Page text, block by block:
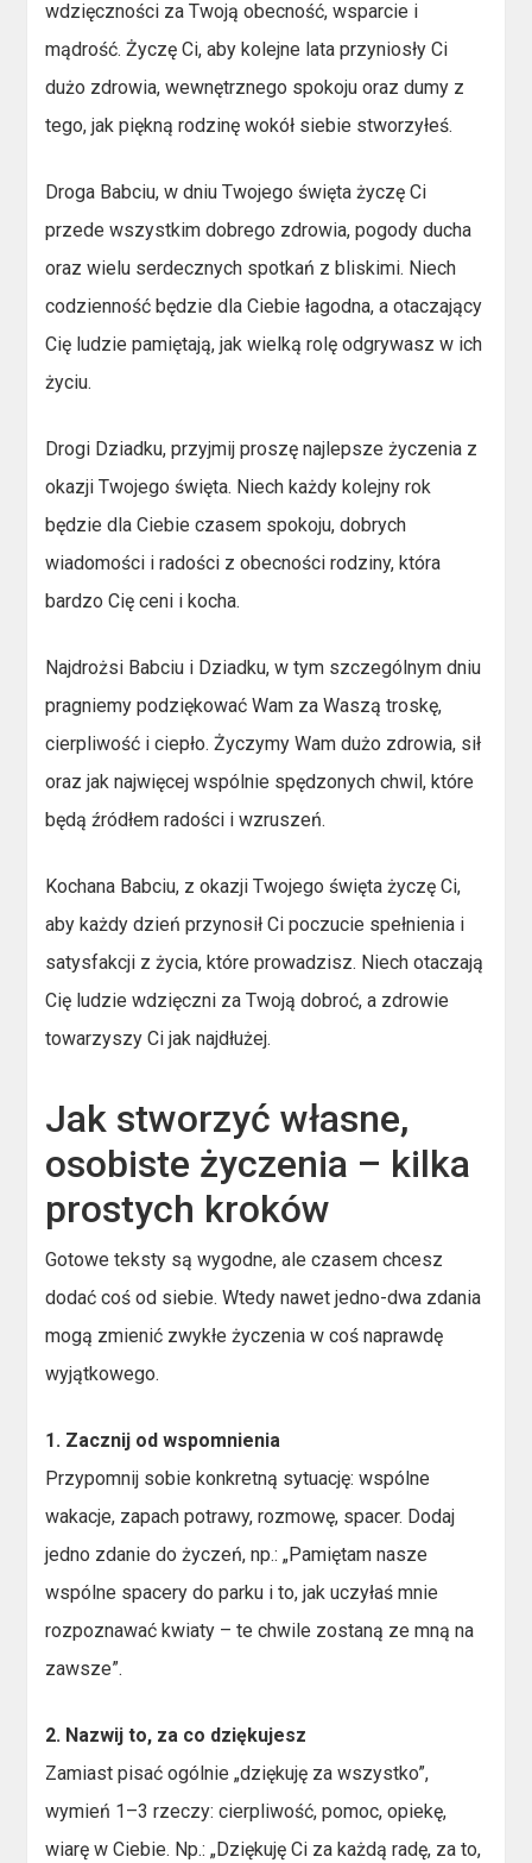
wdzięczności za Twoją obecność, wsparcie i
mądrość. Życzę Ci, aby kolejne lata przyniosły Ci
dużo zdrowia, wewnętrznego spokoju oraz dumy z
tego, jak piękną rodzinę wokół siebie stworzyłeś.
Droga Babciu, w dniu Twojego święta życzę Ci
przede wszystkim dobrego zdrowia, pogody ducha
oraz wielu serdecznych spotkań z bliskimi. Niech
codzienność będzie dla Ciebie łagodna, a otaczający
Cię ludzie pamiętają, jak wielką rolę odgrywasz w ich
życiu.
Drogi Dziadku, przyjmij proszę najlepsze życzenia z
okazji Twojego święta. Niech każdy kolejny rok
będzie dla Ciebie czasem spokoju, dobrych
wiadomości i radości z obecności rodziny, która
bardzo Cię ceni i kocha.
Najdrożsi Babciu i Dziadku, w tym szczególnym dniu
pragniemy podziękować Wam za Waszą troskę,
cierpliwość i ciepło. Życzymy Wam dużo zdrowia, sił
oraz jak najwięcej wspólnie spędzonych chwil, które
będą źródłem radości i wzruszeń.
Kochana Babciu, z okazji Twojego święta życzę Ci,
aby każdy dzień przynosił Ci poczucie spełnienia i
satysfakcji z życia, które prowadzisz. Niech otaczają
Cię ludzie wdzięczni za Twoją dobroć, a zdrowie
towarzyszy Ci jak najdłużej.
Jak stworzyć własne,
osobiste życzenia – kilka
prostych kroków
Gotowe teksty są wygodne, ale czasem chcesz
dodać coś od siebie. Wtedy nawet jedno-dwa zdania
mogą zmienić zwykłe życzenia w coś naprawdę
wyjątkowego.
1. Zacznij od wspomnienia
Przypomnij sobie konkretną sytuację: wspólne
wakacje, zapach potrawy, rozmowę, spacer. Dodaj
jedno zdanie do życzeń, np.: „Pamiętam nasze
wspólne spacery do parku i to, jak uczyłaś mnie
rozpoznawać kwiaty – te chwile zostaną ze mną na
zawsze”.
2. Nazwij to, za co dziękujesz
Zamiast pisać ogólnie „dziękuję za wszystko”,
wymień 1–3 rzeczy: cierpliwość, pomoc, opiekę,
wiarę w Ciebie. Np.: „Dziękuję Ci za każdą radę, za to,